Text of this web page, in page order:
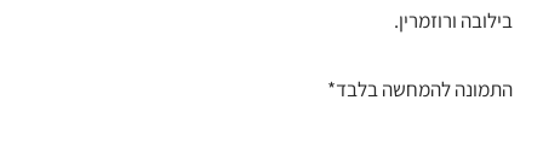
בילובה ורוזמרין.
התמונה להמחשה בלבד*